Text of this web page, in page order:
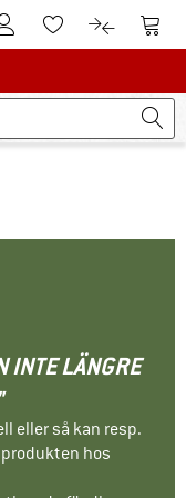
Till kundkontotTill minneslistan.
Till Till
INTE LÄNGRE
eller så kan resp.
hos